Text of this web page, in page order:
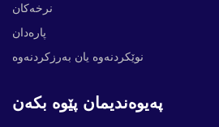
نرخەکان
پارەدان
نوێکردنەوە یان بەرزکردنەوە
پەیوەندیمان پێوە بکەن